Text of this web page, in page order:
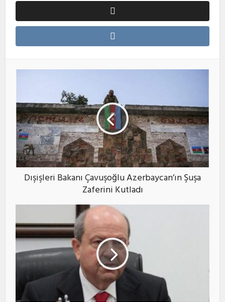
Dışişleri Bakanı Çavuşoğlu Azerbaycan’ın Şuşa
Zaferini Kutladı